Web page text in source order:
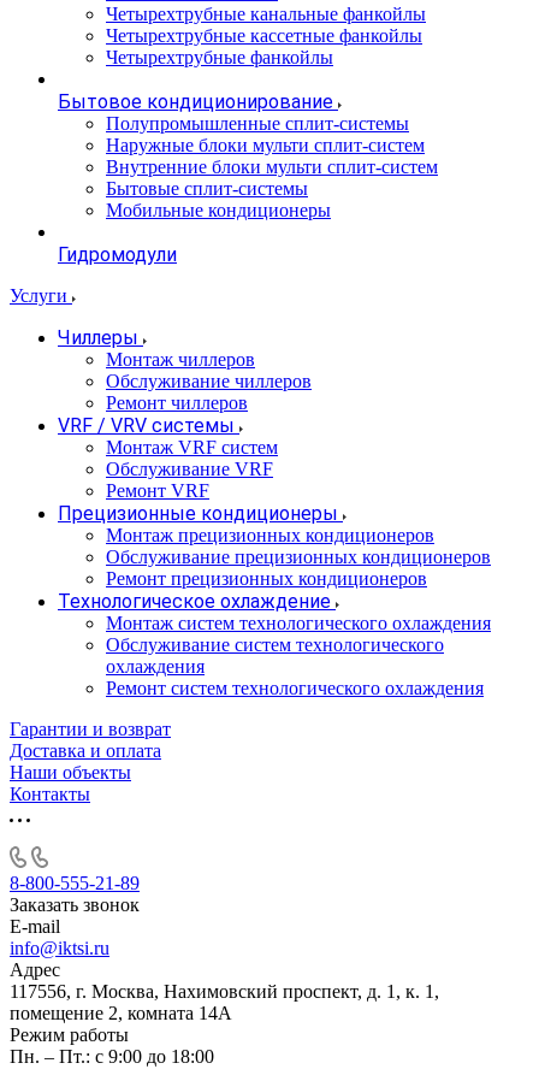
Четырехтрубные канальные фанкойлы
Четырехтрубные кассетные фанкойлы
Четырехтрубные фанкойлы
Бытовое кондиционирование
Полупромышленные сплит-системы
Наружные блоки мульти сплит-систем
Внутренние блоки мульти сплит-систем
Бытовые сплит-системы
Мобильные кондиционеры
Гидромодули
Услуги
Чиллеры
Монтаж чиллеров
Обслуживание чиллеров
Ремонт чиллеров
VRF / VRV системы
Монтаж VRF систем
Обслуживание VRF
Ремонт VRF
Прецизионные кондиционеры
Монтаж прецизионных кондиционеров
Обслуживание прецизионных кондиционеров
Ремонт прецизионных кондиционеров
Технологическое охлаждение
Монтаж систем технологического охлаждения
Обслуживание систем технологического
охлаждения
Ремонт систем технологического охлаждения
Гарантии и возврат
Доставка и оплата
Наши объекты
Контакты
8-800-555-21-89
Заказать звонок
E-mail
info@iktsi.ru
Адрес
117556, г. Москва, Нахимовский проспект, д. 1, к. 1,
помещение 2, комната 14А
Режим работы
Пн. – Пт.: с 9:00 до 18:00